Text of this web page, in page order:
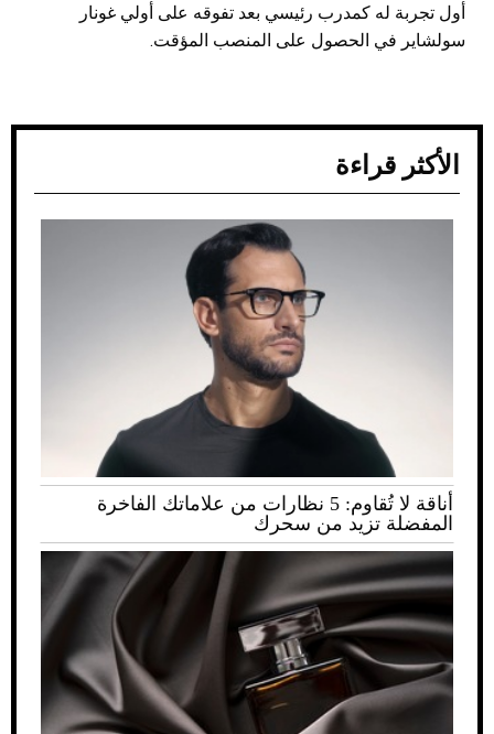
أول تجربة له كمدرب رئيسي بعد تفوقه على أولي غونار
سولشاير في الحصول على المنصب المؤقت.
الأكثر قراءة
أناقة لا تُقاوم: 5 نظارات من علاماتك الفاخرة
المفضلة تزيد من سحرك